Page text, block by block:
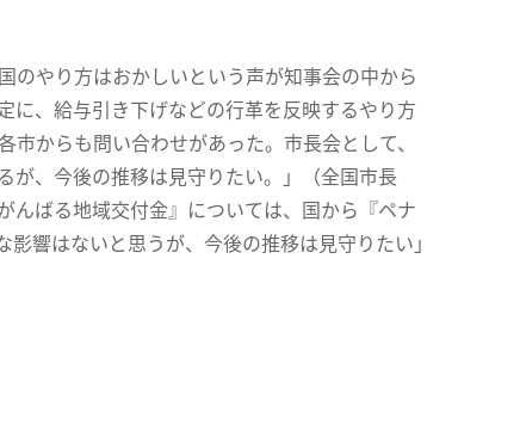
やり方はおかしいという声が知事会の中から
に、給与引き下げなどの行革を反映するやり方
からも問い合わせがあった。市長会として、
が、今後の推移は見守りたい。」（全国市長
んばる地域交付金』については、国から『ペナ
響はないと思うが、今後の推移は見守りたい」